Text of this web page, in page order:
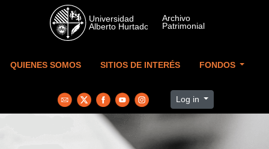
Skip to main content
QUIENES SOMOS SITIOS DE INTERÉS FONDOS
Log in